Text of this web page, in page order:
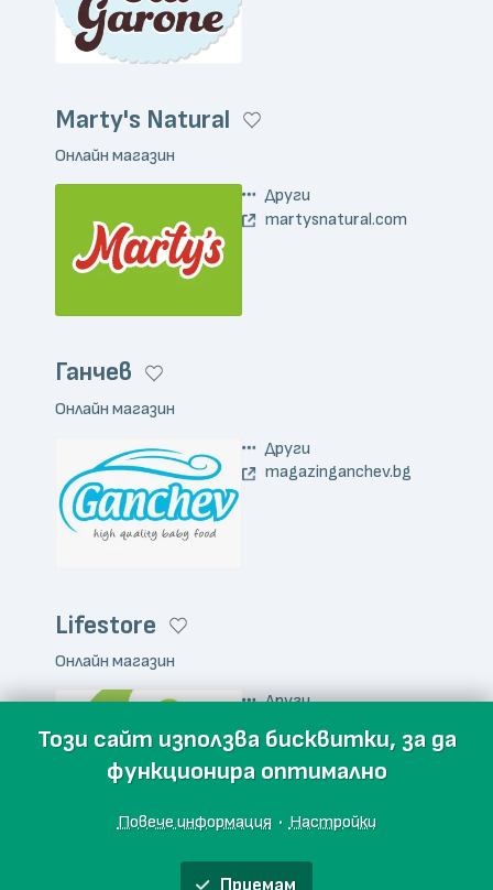
Marty's Natural
Онлайн магазин
Други
martysnatural.com
Ганчев
Онлайн магазин
Други
magazinganchev.bg
Lifestore
Онлайн магазин
Други
lifestore.bg
Този сайт използва бисквитки, за да
функционира оптимално
Повече информация · Настройки
Приемам